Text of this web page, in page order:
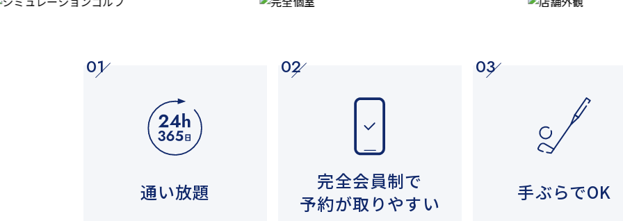
01
通い放題
02
完全会員制で
予約が取りやすい
03
手ぶらでOK